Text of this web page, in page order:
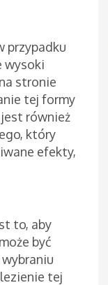
przypadku
wysoki
stronie
tej formy
również
który
efekty,
to, aby
być
tej